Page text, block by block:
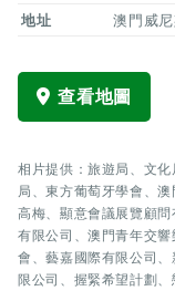
地址
澳門威
查看地圖
相片提供：旅遊局、文
局、東方葡萄牙學會、
高梅、顯意會議展覽顧
有限公司、澳門青年交
會、藝嘉國際有限公司
限公司、握緊希望計劃